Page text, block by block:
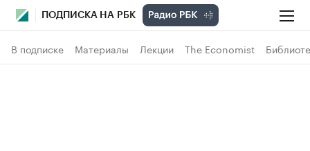
ПОДПИСКА НА РБК
В подписке Материалы Лекции The Economist